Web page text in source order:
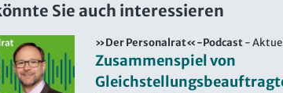
Sie auch interessieren
»Der Personalrat«-Podcast-
Zusammenspiel von